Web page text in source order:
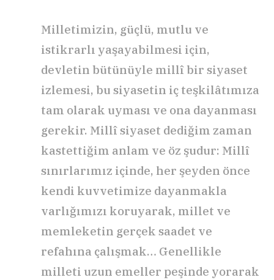
Milletimizin, güçlü, mutlu ve
istikrarlı yaşayabilmesi için,
devletin bütünüyle millî bir siyaset
izlemesi, bu siyasetin iç teşkilâtımıza
tam olarak uyması ve ona dayanması
gerekir. Millî siyaset dediğim zaman
kastettiğim anlam ve öz şudur: Millî
sınırlarımız içinde, her şeyden önce
kendi kuvvetimize dayanmakla
varlığımızı koruyarak, millet ve
memleketin gerçek saadet ve
refahına çalışmak… Genellikle
milleti uzun emeller peşinde yorarak